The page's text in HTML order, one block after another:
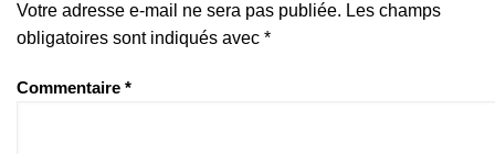
Votre adresse e-mail ne sera pas publiée. Les champs
obligatoires sont indiqués avec *
Commentaire *